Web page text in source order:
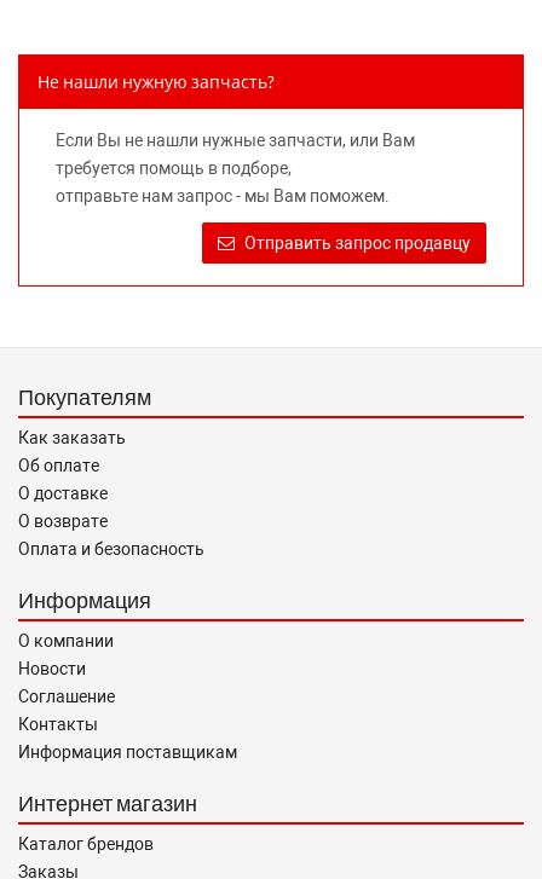
предлагаемых к продаже запасных частей для
правообладателей указанных товарных знаков.
Требование предоставлять покупателю необходимую и
достоверную информацию о товаре, предлагаемом к
продаже, обеспечивающую возможность их правильного
выбора возложено на продавца (изготовителя) Законом
«О защите прав потребителей».
Не нашли нужную запчасть?
Если Вы не нашли нужные запчасти, или Вам
требуется помощь в подборе,
отправьте нам запрос - мы Вам поможем.
Отправить запрос продавцу
Покупателям
Как заказать
Об оплате
О доставке
О возврате
Оплата и безопасность
Информация
О компании
Новости
Соглашение
Контакты
Информация поставщикам
Интернет магазин
Каталог брендов
Заказы